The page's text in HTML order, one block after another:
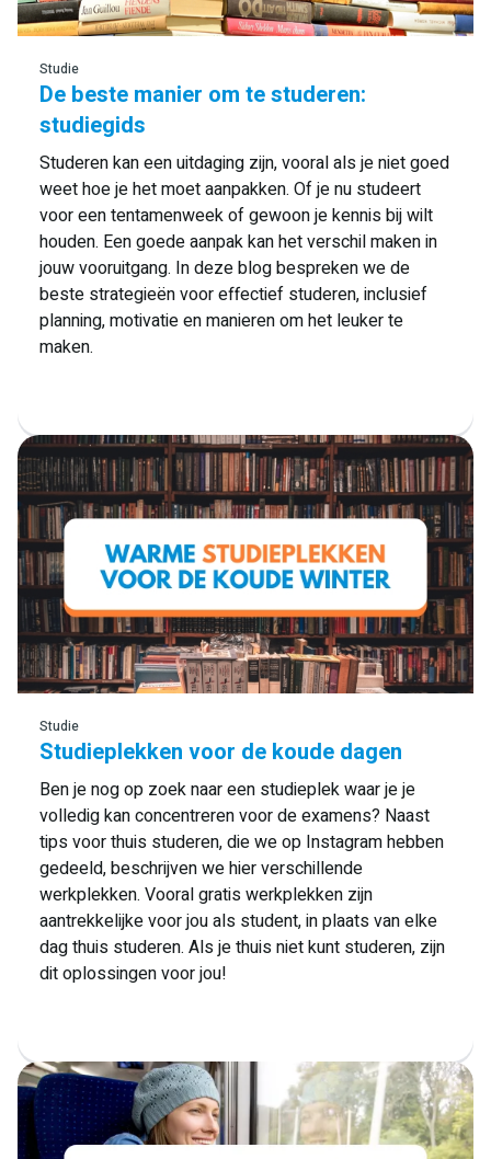
Studie
De beste manier om te studeren:
studiegids
Studeren kan een uitdaging zijn, vooral als je niet goed
weet hoe je het moet aanpakken. Of je nu studeert
voor een tentamenweek of gewoon je kennis bij wilt
houden. Een goede aanpak kan het verschil maken in
jouw vooruitgang. In deze blog bespreken we de
beste strategieën voor effectief studeren, inclusief
planning, motivatie en manieren om het leuker te
maken.
Lees meer
Studie
Studieplekken voor de koude dagen
Ben je nog op zoek naar een studieplek waar je je
volledig kan concentreren voor de examens? Naast
tips voor thuis studeren, die we op Instagram hebben
gedeeld, beschrijven we hier verschillende
werkplekken. Vooral gratis werkplekken zijn
aantrekkelijke voor jou als student, in plaats van elke
dag thuis studeren. Als je thuis niet kunt studeren, zijn
dit oplossingen voor jou!